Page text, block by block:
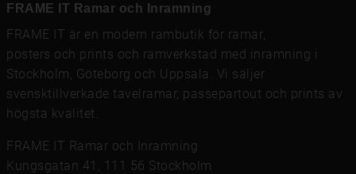
FRAME IT Ramar och Inramning
FRAME IT är en modern rambutik för ramar
posters och prints och ramverkstad med inramning i
Stockholm, Göteborg och Uppsala. Vi säljer
svensktillverkade tavelramar, passepartout och prints av
högsta kvalitet.
FRAME IT Ramar och Inramning
Kungsgatan 41, 111 56 Stockholm